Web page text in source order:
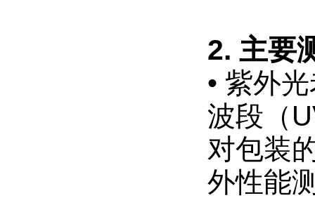
2. 主要
• 紫外
波段（
对包装
外性能